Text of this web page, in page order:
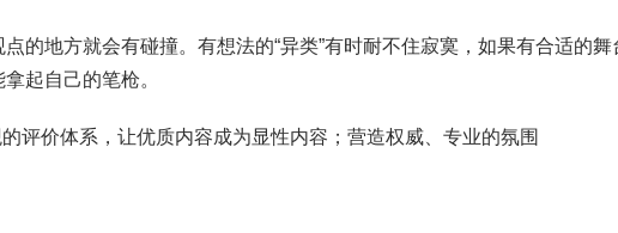
的地方就会有碰撞。有想法的“异类”有时耐不住寂寞，如果有合适的舞
起自己的笔枪。
评价体系，让优质内容成为显性内容；营造权威、专业的氛围